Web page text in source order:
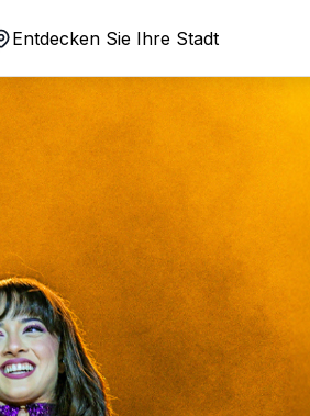
Entdecken Sie Ihre Stadt